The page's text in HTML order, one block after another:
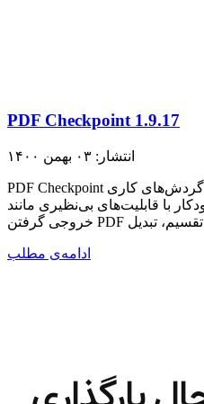
PDF Checkpoint 1.9.17
انتشار: ۰۳ بهمن ۱۴۰۰
PDF Checkpoint برنامه‌ای برای نمایش گردش‌های کاری PDF با
با قابلیت‌های بی‌نظیری مانند
ادامه‌ی مطلب